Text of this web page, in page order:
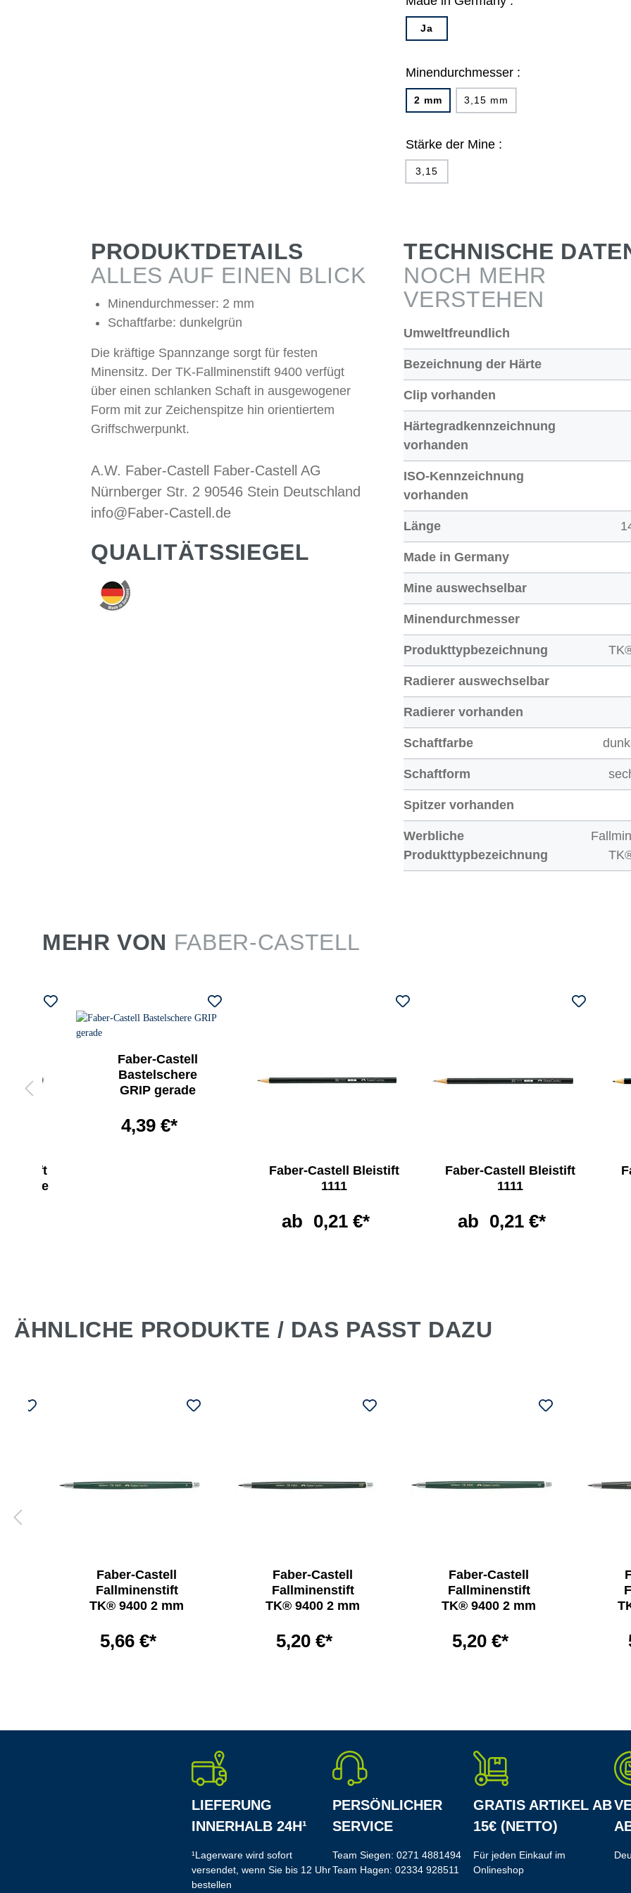
Ja
Minendurchmesser :
2 mm 3,15 mm
Stärke der Mine :
3,15
PRODUKTDETAILS
ALLES AUF EINEN BLICK
Minendurchmesser: 2 mm
Schaftfarbe: dunkelgrün
Die kräftige Spannzange sorgt für festen
Minensitz. Der TK-Fallminenstift 9400 verfügt
über einen schlanken Schaft in ausgewogener
Form mit zur Zeichenspitze hin orientiertem
Griffschwerpunkt.
A.W. Faber-Castell Faber-Castell AG
Nürnberger Str. 2 90546 Stein Deutschland
info@Faber-Castell.de
QUALITÄTSSIEGEL
TECHNISCHE
NOCH MEHR
VERSTEHEN
Umweltfreundlich
Bezeichnung der Härte
Clip vorhanden
Härtegradkennzeichnung
vorhanden
ISO-Kennzeichnung
vorhanden
Länge
Made in Germany
Mine auswechselbar
Minendurchmesser
Produkttypbezeichnung
Radierer auswechselbar
Radierer vorhanden
Schaftfarbe
Schaftform
Spitzer vorhanden
Werbliche
Produkttypbezeichnung
MEHR VON FABER-CASTELL
ohne
Faber-Castell
Bastelschere
GRIP gerade
4,39 €*
Faber-Castell Bleistift
1111
ab 0,21 €*
Faber-Castell Bleistift
1111
ab 0,21 €*
ÄHNLICHE PRODUKTE / DAS PASST DAZU
Faber-Castell
Fallminenstift
TK® 9400 2 mm
5,66 €*
Faber-Castell
Fallminenstift
TK® 9400 2 mm
5,20 €*
Faber-Castell
Fallminenstift
TK® 9400 2 mm
5,20 €*
LIEFERUNG
INNERHALB 24H¹
¹Lagerware wird sofort
versendet, wenn Sie bis 12 Uhr
bestellen
PERSÖNLICHER
SERVICE
Team Siegen: 0271 4881494
Team Hagen: 02334 928511
GRATIS ARTIKEL AB
15€ (NETTO)
Für jeden Einkauf im
Onlineshop